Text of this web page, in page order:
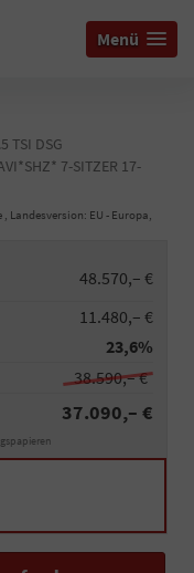
Menü
TSI DSG
7-SITZER 17-
, Landesversion: EU - Europa,
48.570,– €
11.480,– €
23,6%
38.590,– €
37.090,– €